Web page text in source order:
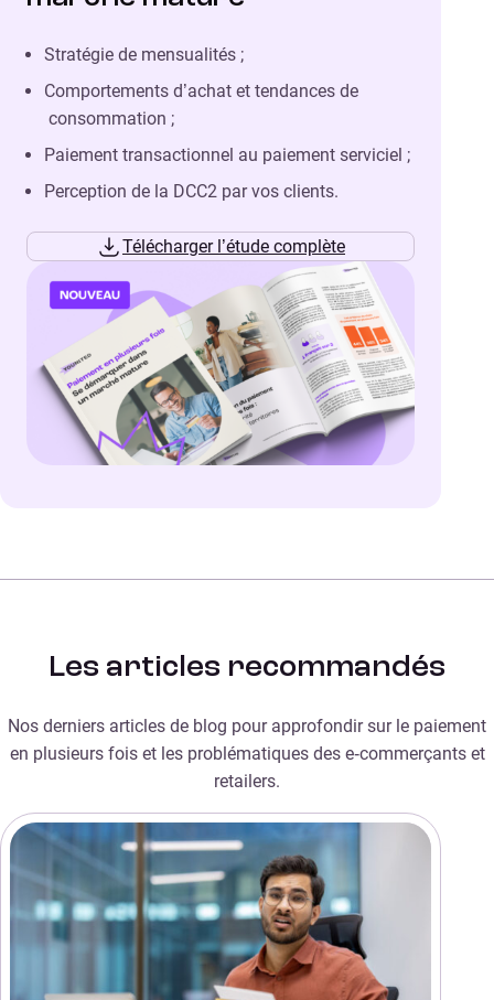
Stratégie de mensualités ;
Comportements d’achat et tendances de
consommation ;
Paiement transactionnel au paiement serviciel ;
Perception de la DCC2 par vos clients.
Télécharger l’étude complète
Les articles recommandés
Nos derniers articles de blog pour approfondir sur le paiement
en plusieurs fois et les problématiques des e‑commerçants et
retailers.